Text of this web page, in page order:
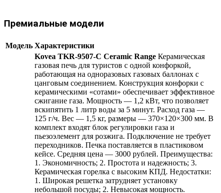
Премиальные модели
Модель Характеристики
Kovea TKR-9507-С Ceramic Range Керамическая
газовая печь для туристов с одной конфоркой,
работающая на одноразовых газовых баллонах с
цанговым соединением. Конструкция конфорки с
керамическими «сотами» обеспечивает эффективное
сжигание газа. Мощность — 1,2 кВт, что позволяет
вскипятить 1 литр воды за 5 минут. Расход газа —
125 г/ч. Вес — 1,5 кг, размеры — 370×120×300 мм. В
комплект входят блок регулировки газа и
пьезоэлемент для розжига. Подключение не требует
переходников. Печка поставляется в пластиковом
кейсе. Средняя цена — 3000 рублей. Преимущества:
1. Экономичность; 2. Простота и надежность; 3.
Керамическая горелка с высоким КПД. Недостатки:
1. Широкая решетка затрудняет установку
небольшой посуды; 2. Невысокая мощность.